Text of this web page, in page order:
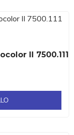
II 7500.111